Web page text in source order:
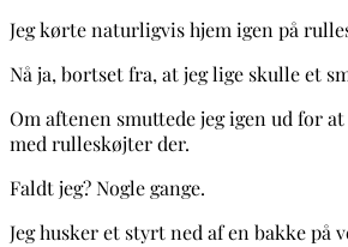
Jeg kørte naturligvis hjem igen på
Nå ja, bortset fra, at jeg lige skulle et
Om aftenen smuttede jeg igen ud for
med rulleskøjter der.
Faldt jeg? Nogle gange.
Jeg husker et styrt ned af en bakke